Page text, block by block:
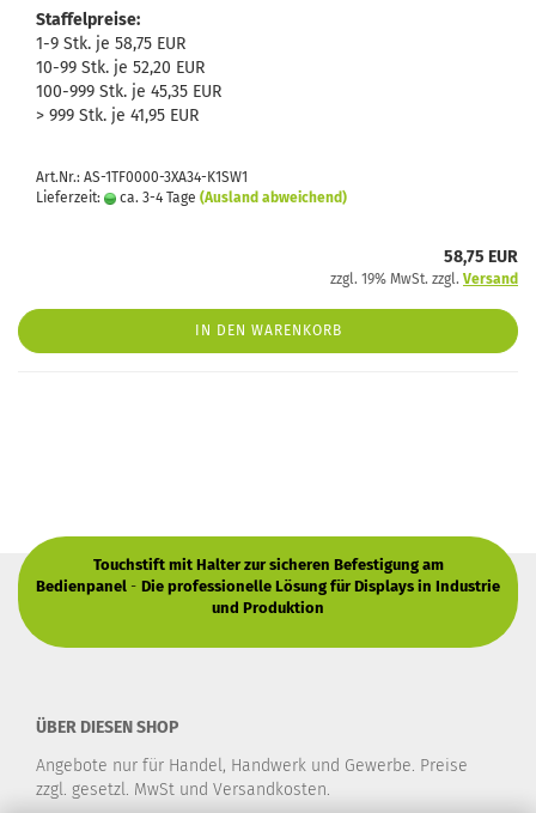
Staffelpreise:
1-9 Stk. je 58,75 EUR
10-99 Stk. je 52,20 EUR
100-999 Stk. je 45,35 EUR
> 999 Stk. je 41,95 EUR
Art.Nr.: AS-1TF0000-3XA34-K1SW1
Lieferzeit:
ca. 3-4 Tage (Ausland abweichend)
58,75 EUR
zzgl. 19% MwSt. zzgl. Versand
IN DEN WARENKORB
Touchstift mit Halter zur sicheren Befestigung am
Bedienpanel - Die professionelle Lösung für Displays in Industrie
und Produktion
ÜBER DIESEN SHOP
Angebote nur für Handel, Handwerk und Gewerbe. Preise
zzgl. gesetzl. MwSt und Versandkosten.